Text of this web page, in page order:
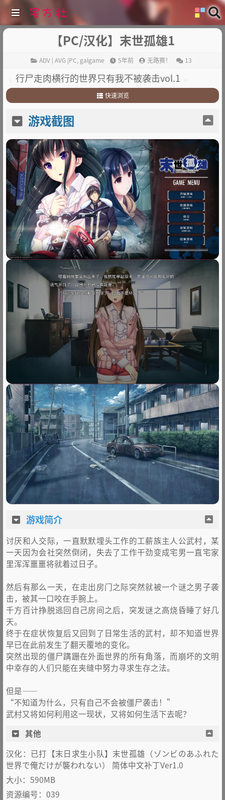
【PC/汉化】末世孤雄1
ADV | AVG |PC, galgame 5年前 无路赛！ 13
行尸走肉横行的世界只有我不被袭击vol.1
快速浏览
2.游戏简介
游戏截图
游戏简介
讨厌和人交际，一直默默埋头工作的工薪族主人公武村，某
一天因为会社突然倒闭，失去了工作干劲变成宅男一直宅家
里浑浑噩噩将就着过日子。
然后有那么一天，在走出房门之际突然就被一个谜之男子袭
击，被其一口咬在手腕上。
千方百计挣脱逃回自己房间之后，突发谜之高烧昏睡了好几
天。
终于在症状恢复后又回到了日常生活的武村，却不知道世界
早已在此前发生了翻天覆地的变化。
突然出现的僵尸蹒跚在外面世界的所有角落，而崩坏的文明
中幸存的人们只能在夹缝中努力寻求生存之法。
但是——
“不知道为什么，只有自己不会被僵尸袭击！”
武村又将如何利用这一现状，又将如何生活下去呢？
其他
汉化：已打【末日求生小队】末世孤雄（ゾンビのあふれた
世界で俺だけが襲われない） 简体中文补丁Ver1.0
大小：590MB
资源编号：039